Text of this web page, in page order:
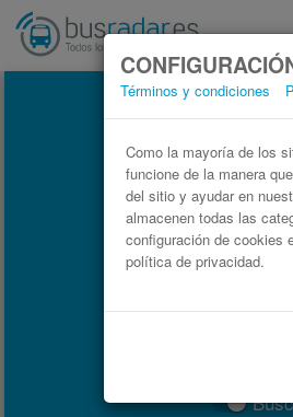
Términos y condiciones
Como la mayoría de los
funcione de la manera
del sitio y ayudar en
almacenen todas las
configuración de cookies
política de privacidad.